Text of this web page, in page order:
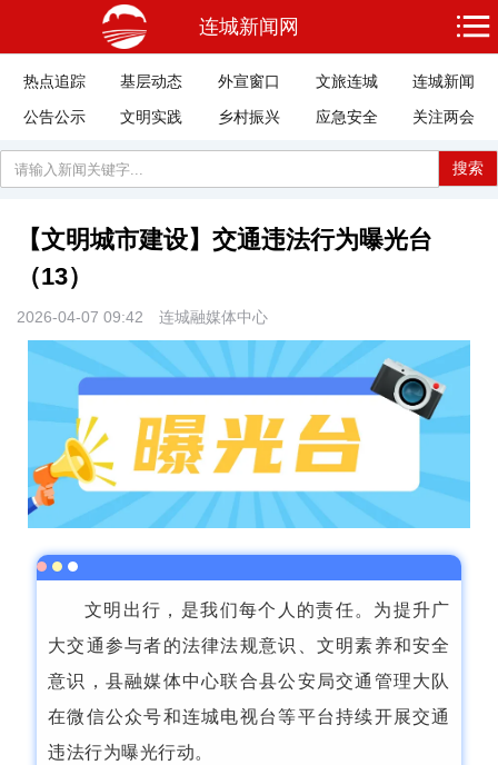
连城新闻网
热点追踪 基层动态 外宣窗口 文旅连城
连城新闻
公告公示
文明实践 乡村振兴 应急安全 关注两会
搜索
【文明城市建设】交通违法行为曝光台
（13）
2026-04-07 09:42 连城融媒体中心
文明出行，是我们每个人的责任。为提升广
大交通参与者的法律法规意识、文明素养和安全
意识，县融媒体中心联合县公安局交通管理大队
在微信公众号和连城电视台等平台持续开展交通
违法行为曝光行动。